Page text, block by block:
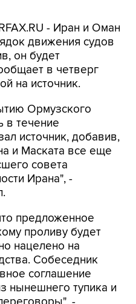
- Иран и Оман
движения судов
он будет
в четверг
на источник.
Ормузского
в течение
источник, добавив,
и Маската все еще
совета
Ирана", -
предложенное
проливу будет
нацелено на
Собеседник
соглашение
нынешнего тупика и